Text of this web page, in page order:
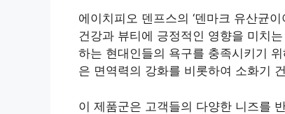
에이치피오 덴프스의 ‘덴마크 유산균
건강과 뷰티에 긍정적인 영향을 미치
하는 현대인들의 욕구를 충족시키기
은 면역력의 강화를 비롯하여 소화기
이 제품군은 고객들의 다양한 니즈를